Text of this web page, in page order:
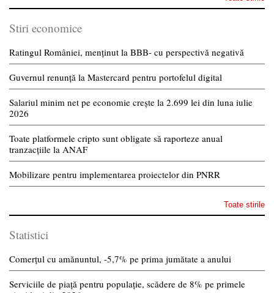
Stiri economice
Ratingul României, menținut la BBB- cu perspectivă negativă
Guvernul renunță la Mastercard pentru portofelul digital
Salariul minim net pe economie crește la 2.699 lei din luna iulie
2026
Toate platformele cripto sunt obligate să raporteze anual
tranzacțiile la ANAF
Mobilizare pentru implementarea proiectelor din PNRR
Toate stirile
Statistici
Comerțul cu amănuntul, -5,7% pe prima jumătate a anului
Serviciile de piață pentru populație, scădere de 8% pe primele